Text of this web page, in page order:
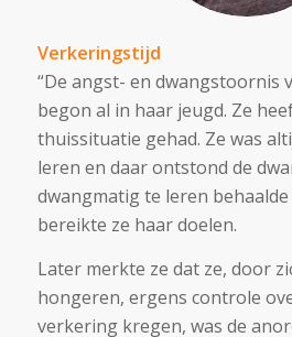
Verkeringstijd
“De angst- en dwangstoornis
begon al in haar jeugd. Ze
thuissituatie gehad. Ze was
leren en daar ontstond de
dwangmatig te leren
bereikte ze haar doelen.
Later merkte ze dat ze, door
hongeren, ergens controle
verkering kregen, was de